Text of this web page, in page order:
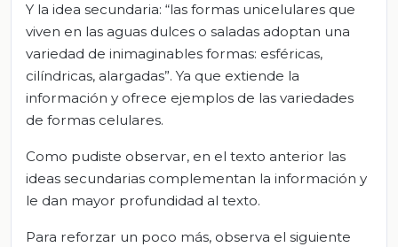
Y la idea secundaria: “las formas unicelulares que
viven en las aguas dulces o saladas adoptan una
variedad de inimaginables formas: esféricas,
cilíndricas, alargadas”. Ya que extiende la
información y ofrece ejemplos de las variedades
de formas celulares.
Como pudiste observar, en el texto anterior las
ideas secundarias complementan la información y
le dan mayor profundidad al texto.
Para reforzar un poco más, observa el siguiente